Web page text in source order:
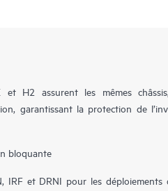
et H2 assurent les mêmes
garantissant la protection de
bloquante
IRF et DRNI pour les